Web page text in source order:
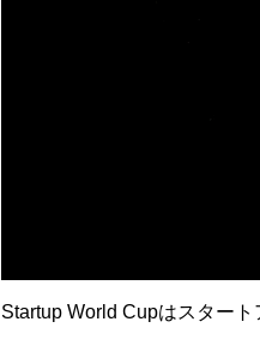
Startup World Cupはスター